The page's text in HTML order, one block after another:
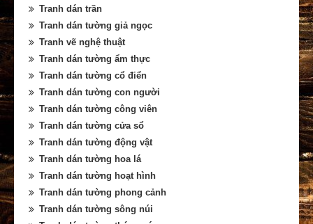
Tranh dán trần
Tranh dán tường giả ngọc
Tranh vẽ nghệ thuật
Tranh dán tường ẩm thực
Tranh dán tường cổ điển
Tranh dán tường con người
Tranh dán tường công viên
Tranh dán tường cửa sổ
Tranh dán tường động vật
Tranh dán tường hoa lá
Tranh dán tường hoạt hình
Tranh dán tường phong cảnh
Tranh dán tường sông núi